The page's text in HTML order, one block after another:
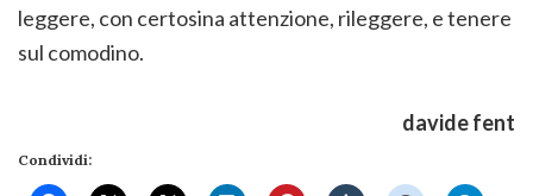
leggere, con certosina attenzione, rileggere, e tenere
sul comodino.
davide fent
Condividi: